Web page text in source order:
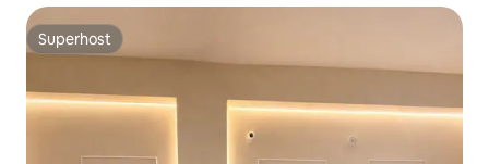
Superhost
Superhost